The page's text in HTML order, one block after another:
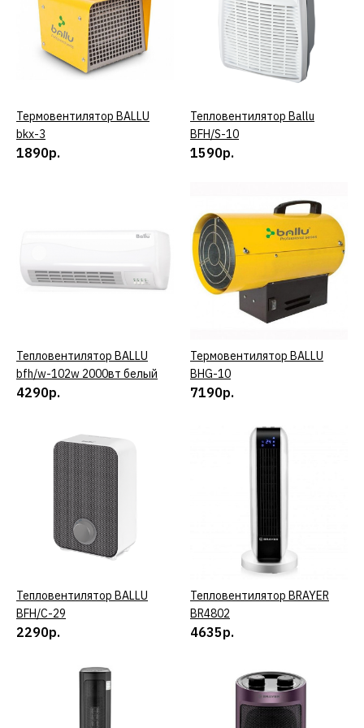
11290р.
КУПИТЬ
ДОБАВИТЬ К СРАВНЕНИЮ
ДОБАВИТЬ В ПОЖЕЛАНИЯ
Термовентилятор BALLU
BHG-60
15990р.
КУПИТЬ
ДОБАВИТЬ В ПОЖЕЛАНИЯ
Термовентилятор BALLU
КУПИТЬ
ДОБАВИТЬ В ПОЖЕЛАНИЯ
BFH/S-10
КУПИТЬ
Термовентилятор BALLU
bkx-3
1890р.
КУПИТЬ
Тепловентилятор Ballu
BFH/S-10
1590р.
КУПИТЬ
Тепловентилятор BALLU
bfh/w-102w 2000вт белый
4290р.
КУПИТЬ
Термовентилятор BALLU
BHG-10
7190р.
КУПИТЬ
Тепловентилятор BALLU
BFH/С-29
2290р.
КУПИТЬ
Тепловентилятор BRAYER
BR4802
4635р.